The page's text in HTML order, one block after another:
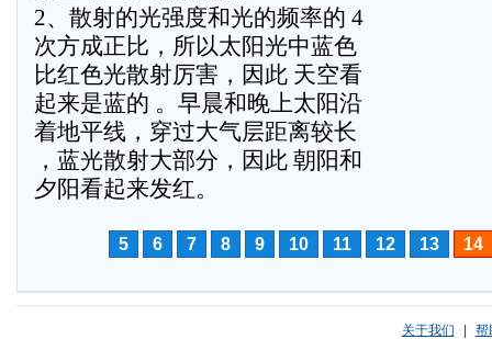
2、散射的光强度和光的频率的 4
次方成正比，所以太阳光中蓝色
比红色光散射厉害，因此 天空看
起来是蓝的 。早晨和晚上太阳沿
着地平线，穿过大气层距离较长
，蓝光散射大部分，因此 朝阳和
夕阳看起来发红。
5 6 7 8 9 10 11 12 13 14
关于我们 帮